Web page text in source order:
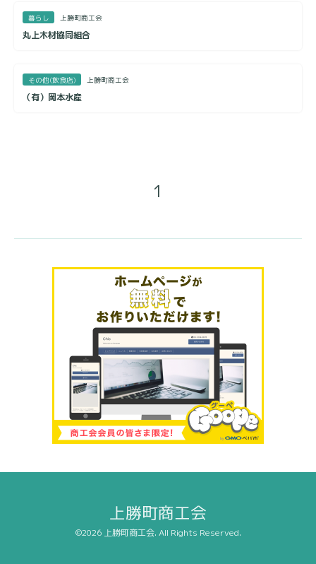
暮らし 上勝町商工会
丸上木材協同組合
その他(飲食店) 上勝町商工会
（有）岡本水産
1
上勝町商工会
©2026 上勝町商工会. All Rights Reserved.